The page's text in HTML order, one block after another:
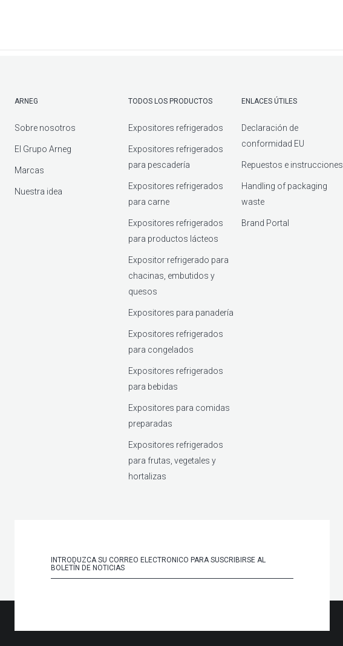
ARNEG
Sobre nosotros
El Grupo Arneg
Marcas
Nuestra idea
TODOS LOS PRODUCTOS
Expositores refrigerados
Expositores refrigerados
para pescadería
Expositores refrigerados
para carne
Expositores refrigerados
para productos lácteos
Expositor refrigerado para
chacinas, embutidos y
quesos
Expositores para panadería
Expositores refrigerados
para congelados
Expositores refrigerados
para bebidas
Expositores para comidas
preparadas
Expositores refrigerados
para frutas, vegetales y
hortalizas
ENLACES ÚTILES
Declaración de
conformidad EU
Repuestos e instrucciones
Handling of packaging
waste
Brand Portal